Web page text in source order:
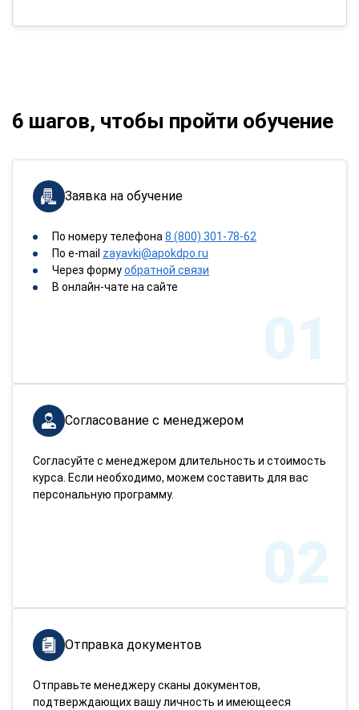
6 шагов, чтобы пройти обучение
Заявка на обучение
По номеру телефона 8 (800) 301-78-62
По e-mail zayavki@apokdpo.ru
Через формуобратной связи
В онлайн-чате на сайте
01
Согласование с менеджером
Согласуйте с менеджером длительность и стоимость
курса. Если необходимо, можем составить для вас
персональную программу.
02
Отправка документов
Отправьте менеджеру сканы документов,
подтверждающих вашу личность и имеющееся